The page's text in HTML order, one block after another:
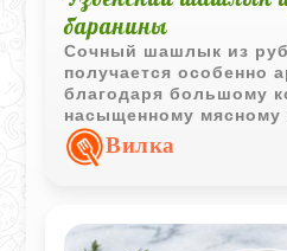
баранины
Сочный шашлык из
получается особенно
благодаря большому
насыщенному мясному
мясные колбаски
шампурах и
Вилка